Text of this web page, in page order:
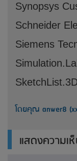
Synopsys
Schneider
Siemens
โดยคุณ anwer8
แสดงความเ